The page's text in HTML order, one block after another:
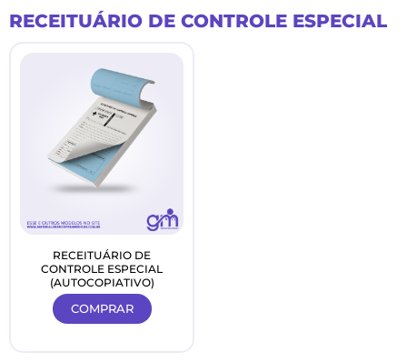
para
RECEITUÁRIO DE CONTROLE ESPECIAL
RECEITUÁRIO DE
CONTROLE ESPECIAL
(AUTOCOPIATIVO)
COMPRAR